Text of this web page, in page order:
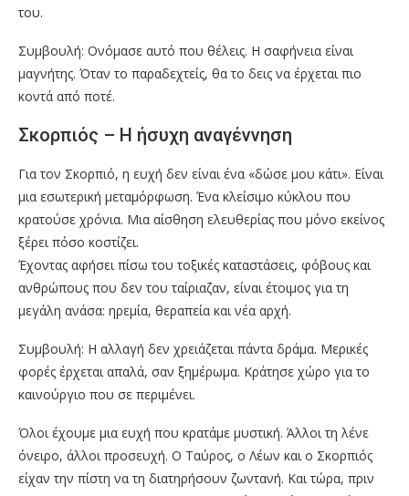
του.
Συμβουλή: Ονόμασε αυτό που θέλεις. Η σαφήνεια είναι
μαγνήτης. Όταν το παραδεχτείς, θα το δεις να έρχεται πιο
κοντά από ποτέ.
Σκορπιός – Η ήσυχη αναγέννηση
Για τον Σκορπιό, η ευχή δεν είναι ένα «δώσε μου κάτι». Είναι
μια εσωτερική μεταμόρφωση. Ένα κλείσιμο κύκλου που
κρατούσε χρόνια. Μια αίσθηση ελευθερίας που μόνο εκείνος
ξέρει πόσο κοστίζει.
Έχοντας αφήσει πίσω του τοξικές καταστάσεις, φόβους και
ανθρώπους που δεν του ταίριαζαν, είναι έτοιμος για τη
μεγάλη ανάσα: ηρεμία, θεραπεία και νέα αρχή.
Συμβουλή: Η αλλαγή δεν χρειάζεται πάντα δράμα. Μερικές
φορές έρχεται απαλά, σαν ξημέρωμα. Κράτησε χώρο για το
καινούργιο που σε περιμένει.
Όλοι έχουμε μια ευχή που κρατάμε μυστική. Άλλοι τη λένε
όνειρο, άλλοι προσευχή. Ο Ταύρος, ο Λέων και ο Σκορπιός
είχαν την πίστη να τη διατηρήσουν ζωντανή. Και τώρα, πριν